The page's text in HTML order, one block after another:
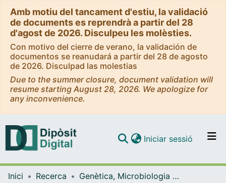
Amb motiu del tancament d'estiu, la validació
de documents es reprendrà a partir del 28
d'agost de 2026. Disculpeu les molèsties.
Con motivo del cierre de verano, la validación de
documentos se reanudará a partir del 28 de agosto
de 2026. Disculpad las molestias
Due to the summer closure, document validation will
resume starting August 28, 2026. We apologize for
any inconvenience.
Navega per tot el DD
Iniciar sessió (current)
Inici Recerca
Genètica, Microbiologia i Estadística